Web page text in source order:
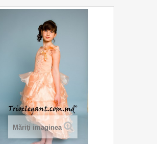
Măriţi imaginea